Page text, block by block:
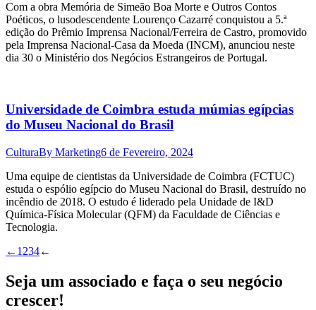
Com a obra Memória de Simeão Boa Morte e Outros Contos
Poéticos, o lusodescendente Lourenço Cazarré conquistou a 5.ª
edição do Prêmio Imprensa Nacional/Ferreira de Castro, promovido
pela Imprensa Nacional-Casa da Moeda (INCM), anunciou neste
dia 30 o Ministério dos Negócios Estrangeiros de Portugal.
Universidade de Coimbra estuda múmias egípcias
do Museu Nacional do Brasil
CulturaBy Marketing6 de Fevereiro, 2024
Uma equipe de cientistas da Universidade de Coimbra (FCTUC)
estuda o espólio egípcio do Museu Nacional do Brasil, destruído no
incêndio de 2018. O estudo é liderado pela Unidade de I&D
Química-Física Molecular (QFM) da Faculdade de Ciências e
Tecnologia.
← 1 234←
Seja um associado e faça o seu negócio
crescer!